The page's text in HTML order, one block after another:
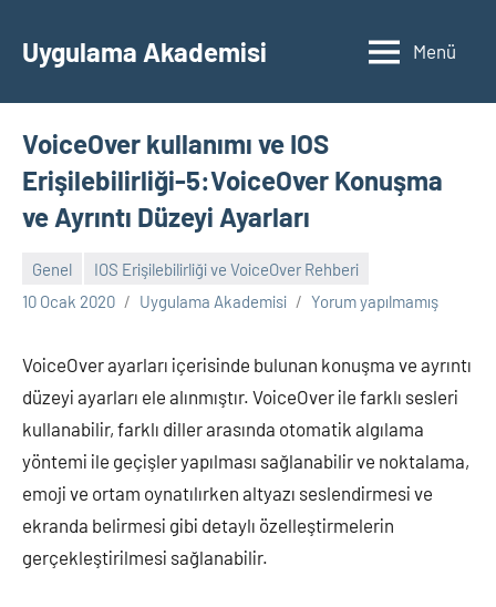
geçUygulama Akademisi Menü
VoiceOver kullanımı ve IOS
Erişilebilirliği-5:VoiceOver Konuşma
ve Ayrıntı Düzeyi Ayarları
Genel
IOS Erişilebilirliği ve VoiceOver Rehberi
10 Ocak 2020
Uygulama Akademisi Yorum yapılmamış
VoiceOver ayarları içerisinde bulunan konuşma ve ayrıntı
düzeyi ayarları ele alınmıştır. VoiceOver ile farklı sesleri
kullanabilir, farklı diller arasında otomatik algılama
yöntemi ile geçişler yapılması sağlanabilir ve noktalama,
emoji ve ortam oynatılırken altyazı seslendirmesi ve
ekranda belirmesi gibi detaylı özelleştirmelerin
gerçekleştirilmesi sağlanabilir.